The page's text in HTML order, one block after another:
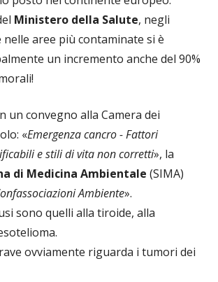
Ministero della Salute, negli
nelle aree più contaminate si è
un incremento anche del 90%
un convegno alla Camera dei
«Emergenza cancro - Fattori
e stili di vita non corretti», la
di Medicina Ambientale (SIMA)
Ambiente».
sono quelli alla tiroide, alla
ovviamente riguarda i tumori dei